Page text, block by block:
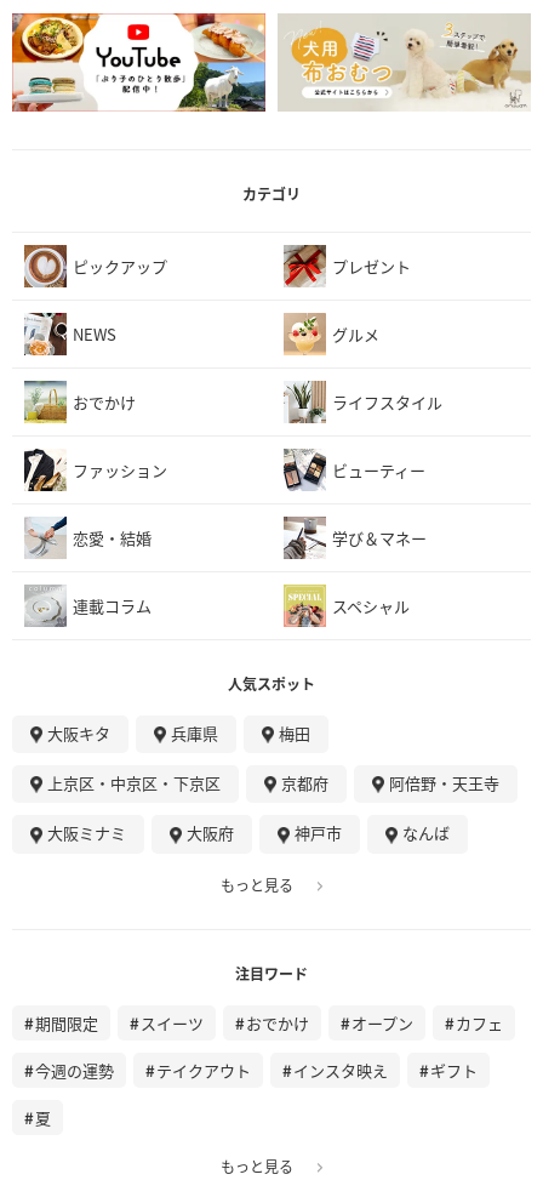
カテゴリ
ピックアップ プレゼント
NEWS グルメ
おでかけ ライフスタイル
ファッション ビューティー
恋愛・結婚 学び＆マネー
連載コラム スペシャル
人気スポット
大阪キタ 兵庫県 梅田
上京区・中京区・下京区 京都府 阿倍野・天王寺
大阪ミナミ 大阪府 神戸市 なんば
もっと見る
注目ワード
期間限定 スイーツ おでかけ オープン カフェ
今週の運勢 テイクアウト インスタ映え ギフト
夏
もっと見る